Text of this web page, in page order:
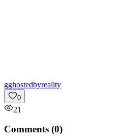
gghostedbyreality
0
21
Comments (0)